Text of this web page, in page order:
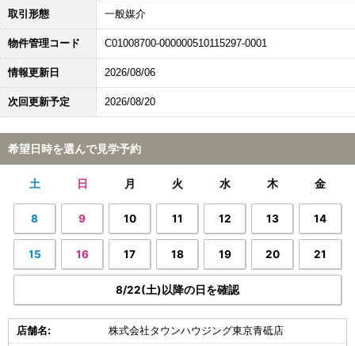
取引形態 一般媒介
物件管理コード C01008700-000000510115297-0001
情報更新日 2026/08/06
次回更新予定 2026/08/20
希望日時を選んで見学予約
土 日 月 火 水 木 金
8 9 10 11 12 13 14
15 16 17 18 19 20 21
8/22(土)以降の日を確認
店舗名: 株式会社タウンハウジング東京青砥店